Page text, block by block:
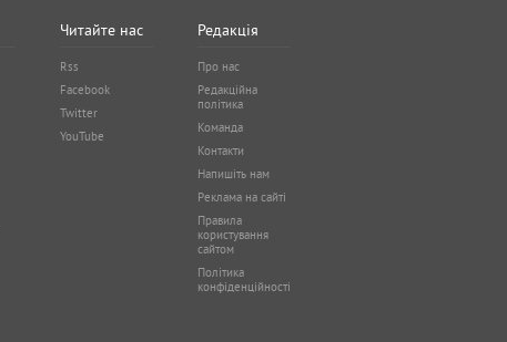
Читайте нас
Rss
Facebook
Twitter
YouTube
Редакція
Про нас
Редакційна
політика
Команда
Контакти
Напишіть нам
Реклама на сайті
Правила
користування
сайтом
Політика
конфіденційності